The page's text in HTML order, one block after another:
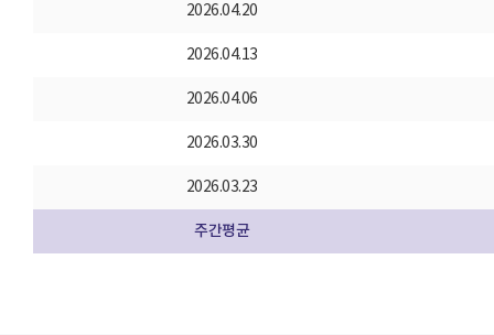
2026.04.20
2026.04.13
2026.04.06
2026.03.30
2026.03.23
주간평균